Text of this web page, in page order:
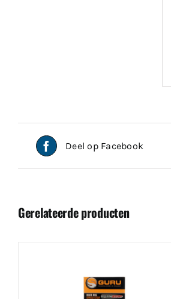
Deel op Facebook
Gerelateerde producten